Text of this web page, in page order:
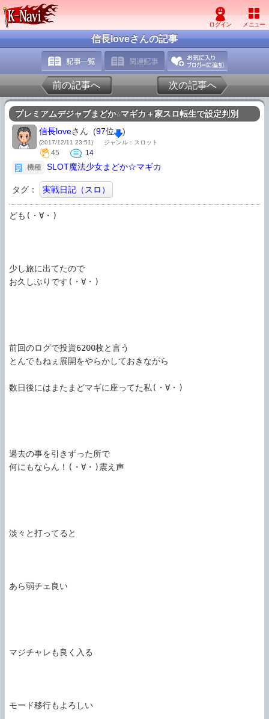
信長loveさんの記事
前の記事へ 次の記事へ
プレミアムデジャブまどか☆マギカ＋家スロ転生で設定判別
信長loveさん (97位 )
(2017/12/11 23:51) ジャンル：スロット
45
14
機種
SLOT魔法少女まどか☆マギカ
タグ： 実戦日記（スロ）
ども(・∀・)
少し旅に出てたので
お久しぶりです(・∀・)
前回のログで投資6200枚と言う
とんでもねぇ展開をやらかしておきながら
数日後にはまたまどマギに座ってた私(・∀・)
過去の事を引きずった所で
何にもならん！(・∀・)震え声
淡々と打ってると
あら弱チェ良い
マジチャレも良く入る
モード移行もよろしい